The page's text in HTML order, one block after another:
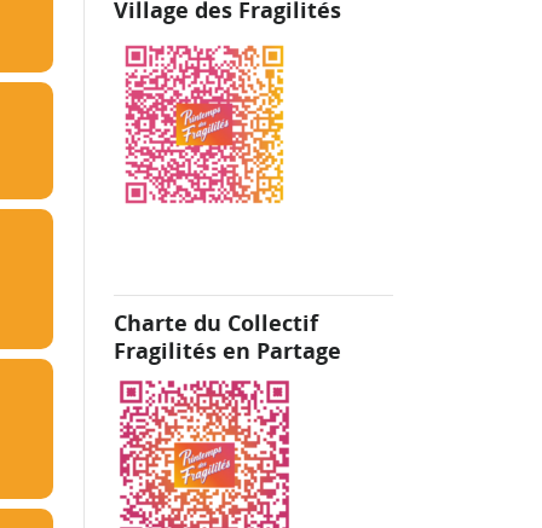
Village des Fragilités
Charte du Collectif
Fragilités en Partage